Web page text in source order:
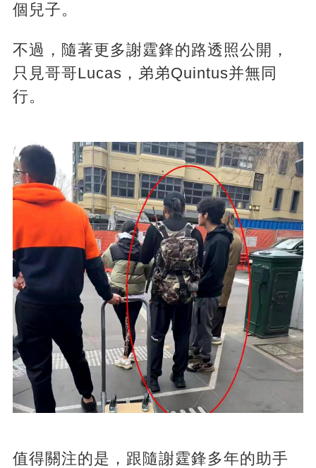
個兒子。
不過，隨著更多謝霆鋒的路透照公開，
只見哥哥Lucas，弟弟Quintus并無同
行。
值得關注的是，跟隨謝霆鋒多年的助手